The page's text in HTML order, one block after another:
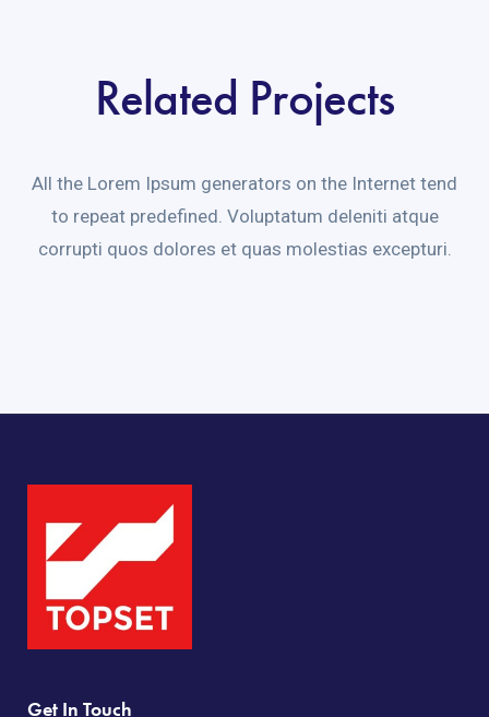
Related Projects
All the Lorem Ipsum generators on the Internet tend
to repeat predefined. Voluptatum deleniti atque
corrupti quos dolores et quas molestias excepturi.
Get In Touch